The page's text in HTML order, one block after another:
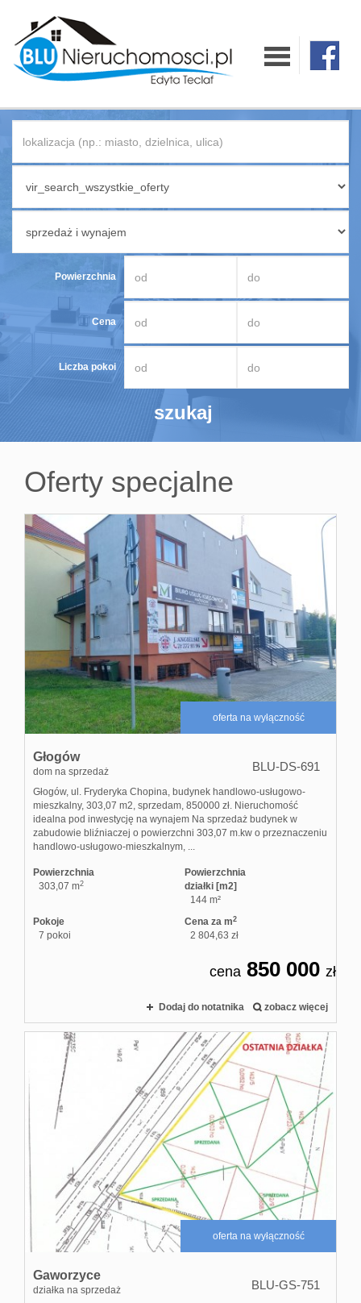
Hale
Obiekty
Poszukiwane
nieruchomości
Procedura
sprzedaży
Kredyty/
Kontakt
Powierzchnia
Cena
Liczba pokoi
Oferty specjalne
oferta na wyłączność
Głogów
dom na sprzedaż BLU-DS-691
Głogów, ul. Fryderyka Chopina, budynek handlowo-usługowo-
mieszkalny, 303,07 m2, sprzedam, 850000 zł. Nieruchomość
idealna pod inwestycję na wynajem Na sprzedaż budynek w
zabudowie bliźniaczej o powierzchni 303,07 m.kw o przeznaczeniu
handlowo-usługowo-mieszkalnym, ...
Powierzchnia
303,07 m2
Powierzchnia
działki [m2]
144 m²
Pokoje
7 pokoi
Cena za m2
2 804,63 zł
cena 850 000 zł
Dodaj do notatnika zobacz więcej
oferta na wyłączność
Gaworzyce
działka na sprzedaż BLU-GS-751